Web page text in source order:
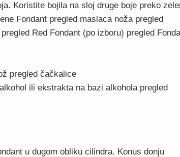
Koristite bojila na sloj druge boje preko
Fondant pregled maslaca noža pregled
Red Fondant (po izboru) pregled
pregled čačkalice
ili ekstrakta na bazi alkohola pregled
u dugom obliku cilindra. Konus donju